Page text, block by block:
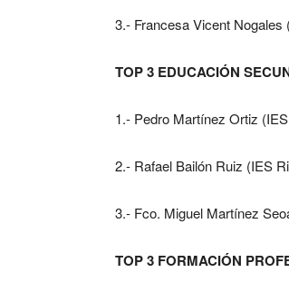
3.- Francesa Vicent Nogales
TOP 3 EDUCACIÓN
1.- Pedro Martínez Ortiz
2.- Rafael Bailón Ruiz (IES
3.- Fco. Miguel Martínez
TOP 3 FORMACIÓN